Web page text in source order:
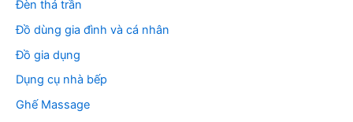
Đèn thả trần
Đồ dùng gia đình và cá nhân
Đồ gia dụng
Dụng cụ nhà bếp
Ghế Massage